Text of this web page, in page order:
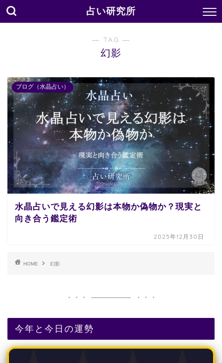
占い研究所
― TAG ―
幻影
ブログ（水晶占い）
水晶占いで見える幻影は本物か偽物か？現実と
向き合う鑑定術
2025年12月30日
HOME 幻影
今年と今日の運勢